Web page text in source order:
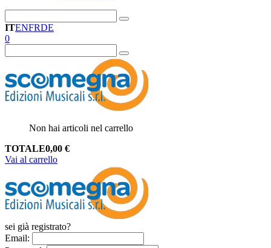
ITENFRDE
0
Non hai articoli nel carrello
TOTALE0,00 €
Vai al carrello
sei già registrato?
Email: